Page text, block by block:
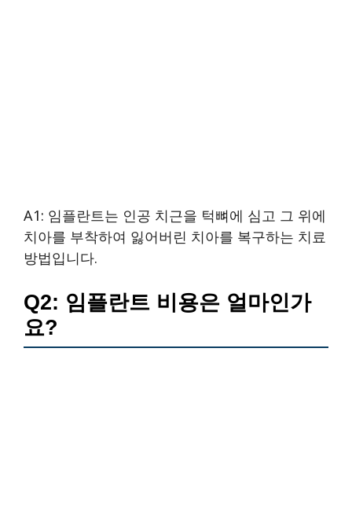
A1: 임플란트는 인공 치근을 턱뼈에 심고 그 위에
치아를 부착하여 잃어버린 치아를 복구하는 치료
방법입니다.
Q2: 임플란트 비용은 얼마인가
요?